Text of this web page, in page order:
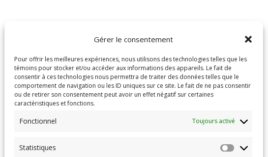
Gérer le consentement
Pour offrir les meilleures expériences, nous utilisons des technologies telles que les
témoins pour stocker et/ou accéder aux informations des appareils. Le fait de
consentir à ces technologies nous permettra de traiter des données telles que le
comportement de navigation ou les ID uniques sur ce site. Le fait de ne pas consentir
ou de retirer son consentement peut avoir un effet négatif sur certaines
caractéristiques et fonctions.
Fonctionnel Toujours activé
Statistiques